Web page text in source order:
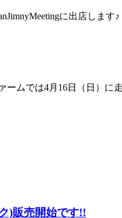
に出店しま
ームでは4月16日（日）
)販売開始です!!